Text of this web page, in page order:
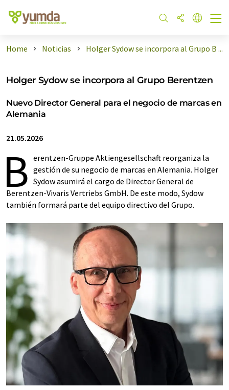
Home Noticias Holger Sydow se incorpora al Grupo B ...
Holger Sydow se incorpora al Grupo Berentzen
Nuevo Director General para el negocio de marcas en
Alemania
21.05.2026
B erentzen-Gruppe Aktiengesellschaft reorganiza la
gestión de su negocio de marcas en Alemania. Holger
Sydow asumirá el cargo de Director General de
Berentzen-Vivaris Vertriebs GmbH. De este modo, Sydow
también formará parte del equipo directivo del Grupo.